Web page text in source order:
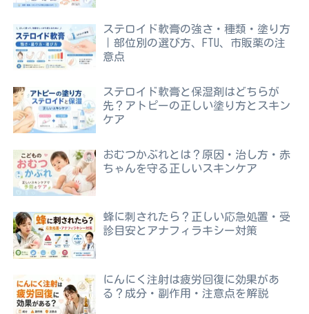
ステロイド軟膏の強さ・種類・塗り方
｜部位別の選び方、FTU、市販薬の注
意点
ステロイド軟膏と保湿剤はどちらが
先？アトピーの正しい塗り方とスキン
ケア
おむつかぶれとは？原因・治し方・赤
ちゃんを守る正しいスキンケア
蜂に刺されたら？正しい応急処置・受
診目安とアナフィラキシー対策
にんにく注射は疲労回復に効果があ
る？成分・副作用・注意点を解説